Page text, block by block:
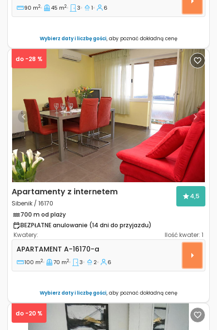
90 m2 45 m2 3 1 6
Wybierz daty i liczbę gości, aby poznać dokładną cenę
Previous Next
do -28 %
Apartamenty z internetem
Sibenik / 16170
4,5
700 m od plaży
BEZPŁATNE anulowanie (14 dni do przyjazdu)
Kwatery:
Ilość kwater: 1
Trzypokojowy apartament Sibenik A-16170-a
APARTAMENT A-16170-a
100 m2 70 m2 3 2 6
Wybierz daty i liczbę gości, aby poznać dokładną cenę
do -20 %